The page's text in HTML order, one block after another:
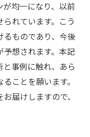
均一になり、以前
れています。こう
るものであり、今後
想されます。本記
事例に触れ、あら
ことを願います。
届けしますので、